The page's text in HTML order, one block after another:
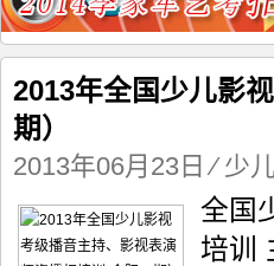
2013年全国少儿影
期）
2013年06月23日 ⁄少
全国
培训